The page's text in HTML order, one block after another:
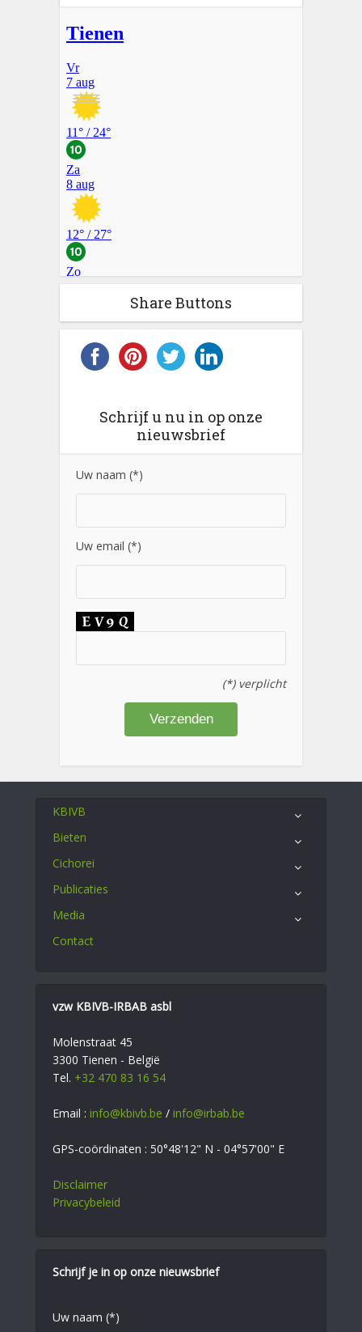
Share Buttons
Schrijf u nu in op onze
nieuwsbrief
Uw naam (*)
Uw email (*)
(*) verplicht
KBIVB
Bieten
Cichorei
Publicaties
Media
Contact
vzw KBIVB-IRBAB asbl
Molenstraat 45
3300 Tienen - België
Tel. +32 470 83 16 54
Email : info@kbivb.be / info@irbab.be
GPS-coördinaten : 50°48'12" N - 04°57'00" E
Disclaimer
Privacybeleid
Schrijf je in op onze nieuwsbrief
Uw naam (*)